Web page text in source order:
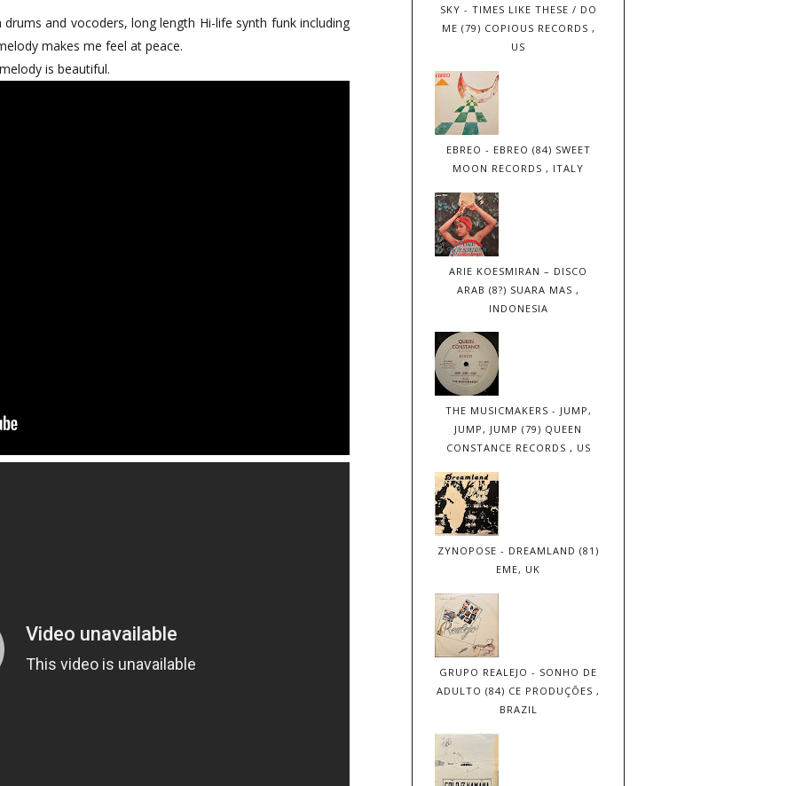
and vocoders, long length Hi-life synth funk including
makes me feel at peace.
is beautiful.
SKY - TIMES LIKE THESE / DO
ME (79) COPIOUS RECORDS ,
US
EBREO - EBREO (84) SWEET
MOON RECORDS , ITALY
ARIE KOESMIRAN – DISCO
ARAB (8?) SUARA MAS ,
INDONESIA
THE MUSICMAKERS - JUMP,
JUMP, JUMP (79) QUEEN
CONSTANCE RECORDS , US
ZYNOPOSE - DREAMLAND (81)
EME, UK
GRUPO REALEJO - SONHO DE
ADULTO (84) CE PRODUÇÕES ,
BRAZIL